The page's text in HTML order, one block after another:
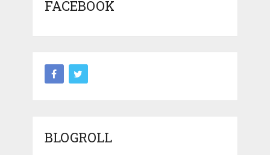
FACEBOOK
BLOGROLL